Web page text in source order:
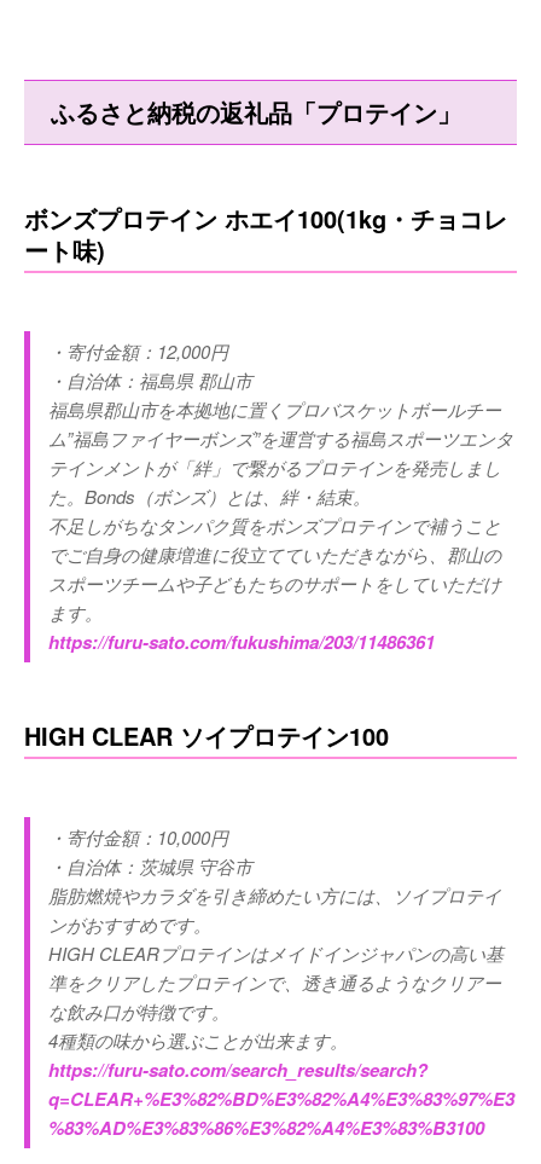
ふるさと納税の返礼品「プロテイン」
ボンズプロテイン ホエイ100(1kg・チョコレ
ート味)
・寄付金額：12,000円
・自治体：福島県 郡山市
福島県郡山市を本拠地に置くプロバスケットボールチー
ム”福島ファイヤーボンズ”を運営する福島スポーツエンタ
テインメントが「絆」で繋がるプロテインを発売しまし
た。Bonds（ボンズ）とは、絆・結束。
不足しがちなタンパク質をボンズプロテインで補うこと
でご自身の健康増進に役立てていただきながら、郡山の
スポーツチームや子どもたちのサポートをしていただけ
ます。
https://furu-sato.com/fukushima/203/11486361
HIGH CLEAR ソイプロテイン100
・寄付金額：10,000円
・自治体：茨城県 守谷市
脂肪燃焼やカラダを引き締めたい方には、ソイプロテイ
ンがおすすめです。
HIGH CLEARプロテインはメイドインジャパンの高い基
準をクリアしたプロテインで、透き通るようなクリアー
な飲み口が特徴です。
4種類の味から選ぶことが出来ます。
https://furu-sato.com/search_results/search?
q=CLEAR+%E3%82%BD%E3%82%A4%E3%83%97%E3
%83%AD%E3%83%86%E3%82%A4%E3%83%B3100